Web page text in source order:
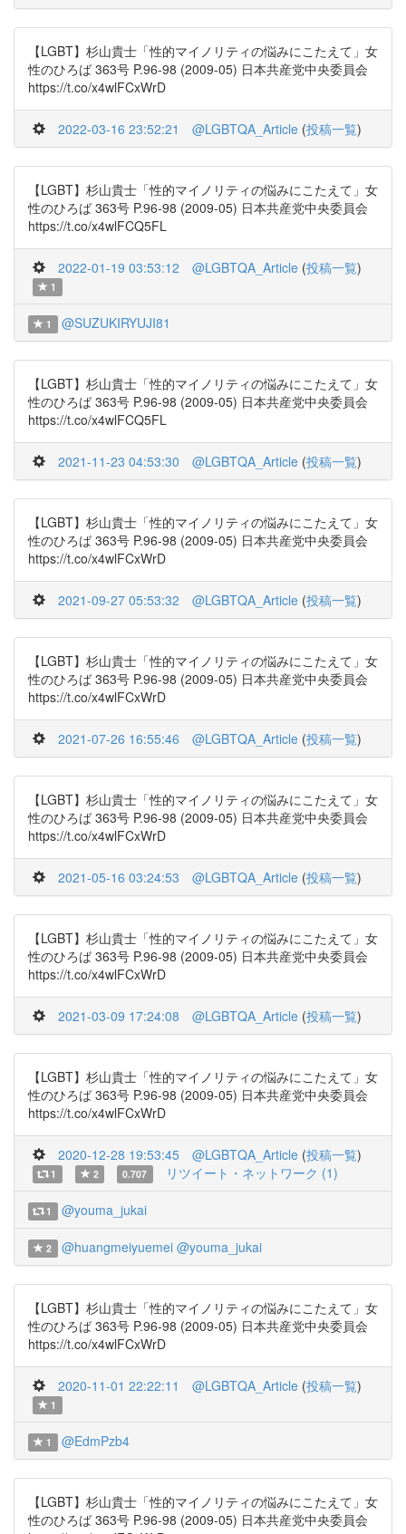
【LGBT】杉山貴士「性的マイノリティの悩みにこたえて」女
性のひろば 363号 P.96-98 (2009-05) 日本共産党中央委員会
https://t.co/x4wlFCxWrD
2022-03-16 23:52:21 @LGBTQA_Article (投稿一覧)
【LGBT】杉山貴士「性的マイノリティの悩みにこたえて」女
性のひろば 363号 P.96-98 (2009-05) 日本共産党中央委員会
https://t.co/x4wlFCQ5FL
2022-01-19 03:53:12 @LGBTQA_Article (投稿一覧)
1
1 @SUZUKIRYUJI81
【LGBT】杉山貴士「性的マイノリティの悩みにこたえて」女
性のひろば 363号 P.96-98 (2009-05) 日本共産党中央委員会
https://t.co/x4wlFCQ5FL
2021-11-23 04:53:30 @LGBTQA_Article (投稿一覧)
【LGBT】杉山貴士「性的マイノリティの悩みにこたえて」女
性のひろば 363号 P.96-98 (2009-05) 日本共産党中央委員会
https://t.co/x4wlFCxWrD
2021-09-27 05:53:32 @LGBTQA_Article (投稿一覧)
【LGBT】杉山貴士「性的マイノリティの悩みにこたえて」女
性のひろば 363号 P.96-98 (2009-05) 日本共産党中央委員会
https://t.co/x4wlFCxWrD
2021-07-26 16:55:46 @LGBTQA_Article (投稿一覧)
【LGBT】杉山貴士「性的マイノリティの悩みにこたえて」女
性のひろば 363号 P.96-98 (2009-05) 日本共産党中央委員会
https://t.co/x4wlFCxWrD
2021-05-16 03:24:53 @LGBTQA_Article (投稿一覧)
【LGBT】杉山貴士「性的マイノリティの悩みにこたえて」女
性のひろば 363号 P.96-98 (2009-05) 日本共産党中央委員会
https://t.co/x4wlFCxWrD
2021-03-09 17:24:08 @LGBTQA_Article (投稿一覧)
【LGBT】杉山貴士「性的マイノリティの悩みにこたえて」女
性のひろば 363号 P.96-98 (2009-05) 日本共産党中央委員会
https://t.co/x4wlFCxWrD
2020-12-28 19:53:45 @LGBTQA_Article (投稿一覧)
1 2 0.707 リツイート・ネットワーク (1)
1 @youma_jukai
2 @huangmeiyuemei @youma_jukai
【LGBT】杉山貴士「性的マイノリティの悩みにこたえて」女
性のひろば 363号 P.96-98 (2009-05) 日本共産党中央委員会
https://t.co/x4wlFCxWrD
2020-11-01 22:22:11 @LGBTQA_Article (投稿一覧)
1
1 @EdmPzb4
【LGBT】杉山貴士「性的マイノリティの悩みにこたえて」女
性のひろば 363号 P.96-98 (2009-05) 日本共産党中央委員会